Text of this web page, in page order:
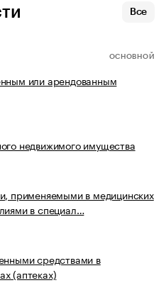
Все
ОСНОВНОЙ
или арендованным
недвижимого имущества
применяемыми в медицинских
в специал…
средствами в
(аптеках)